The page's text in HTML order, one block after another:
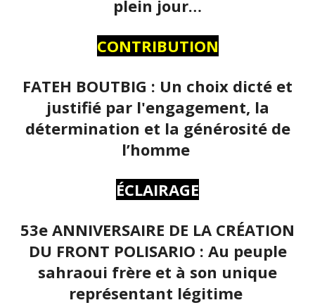
plein jour…
CONTRIBUTION
FATEH BOUTBIG : Un choix dicté et
justifié par l'engagement, la
détermination et la générosité de
l’homme
ÉCLAIRAGE
53e ANNIVERSAIRE DE LA CRÉATION
DU FRONT POLISARIO : Au peuple
sahraoui frère et à son unique
représentant légitime